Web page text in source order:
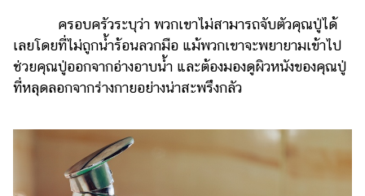
แต่งงาน
แม่
เด็ก
ครอบครัวระบุว่า พวกเขาไม่สามารถจับตัวคุณปู่ได้
เลยโดยที่ไม่ถูกน้ำร้อนลวกมือ แม้พวกเขาจะพยายามเข้าไป
ช่วยคุณปู่ออกจากอ่างอาบน้ำ และต้องมองดูผิวหนังของคุณปู่
ที่หลุดลอกจากร่างกายอย่างน่าสะพรึงกลัว